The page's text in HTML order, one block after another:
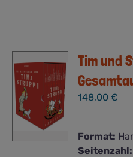
Tim und
148,00€
Format:
Seitenzahl: